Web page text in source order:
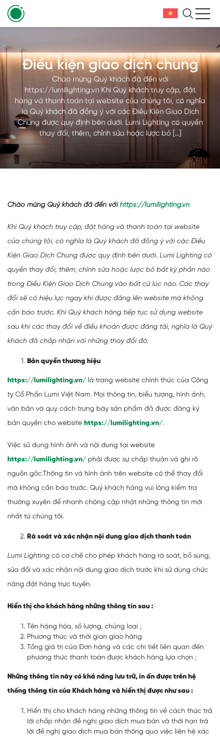
Điều kiện giao dịch chung
Chào mừng Quý khách đã đến với
https://lumilighting.vn Khi Quý khách truy cập, đặt
hàng và thanh toán tại website của chúng tôi, có nghĩa
là Quý khách đã đồng ý với các Điều Kiện Giao Dịch
Chung được quy định bên dưới. Lumi Lighting có quyền
thay đổi, thêm, chỉnh sửa hoặc lược bỏ […]
Chào mừng Quý khách đã đến với https://lumilighting.vn
Khi Quý khách truy cập, đặt hàng và thanh toán tại website
của chúng tôi, có nghĩa là Quý khách đã đồng ý với các Điều
Kiện Giao Dịch Chung được quy định bên dưới. Lumi Lighting có
quyền thay đổi, thêm, chỉnh sửa hoặc lược bỏ bất kỳ phần nào
trong Điều Kiện Giao Dịch Chung vào bất cứ lúc nào. Các thay
đổi sẽ có hiệu lực ngay khi được đăng lên website mà không
cần báo trước. Khi Quý khách hàng tiếp tục sử dụng website
sau khi các thay đổi về điều khoản được đăng tải, nghĩa là Quý
khách đã chấp nhận với những thay đổi đó.
Bản quyền thương hiệu
https://lumilighting.vn/ là trang website chính thức của Công
ty Cổ Phần Lumi Việt Nam. Mọi thông tin, biểu tượng, hình ảnh,
văn bản và quy cách trưng bày sản phẩm đã được đăng ký
bản quyền cho website https://lumilighting.vn/.
Việc sử dụng hình ảnh và nội dung tại website
https://lumilighting.vn/ phải được sự chấp thuận và ghi rõ
nguồn gốc.Thông tin và hình ảnh trên website có thể thay đổi
mà không cần báo trước. Quý khách hàng vui lòng kiểm tra
thường xuyên để nhanh chóng cập nhật những thông tin mới
nhất từ chúng tôi.
Rà soát và xác nhận nội dung giao dịch thanh toán
Lumi Lighting có cơ chế cho phép khách hàng rà soát, bổ sung,
sửa đổi và xác nhận nội dung giao dịch trước khi sử dụng chức
năng đặt hàng trực tuyến.
Hiển thị cho khách hàng những thông tin sau :
Tên hàng hóa, số lượng, chủng loại ;
Phương thức và thời gian giao hàng
Tổng giá trị của Đơn hàng và các chi tiết liên quan đến
phương thức thanh toán được khách hàng lựa chọn ;
Những thông tin này có khả năng lưu trữ, in ấn được trên hệ
thống thông tin của Khách hàng và hiển thị được như sau :
Hiển thị cho khách hàng những thông tin về cách thức trả
lời chấp nhận đề nghị giao dịch mua bán và thời hạn trả
lời đề nghị giao dịch mua bán thông qua việc liên hệ xác